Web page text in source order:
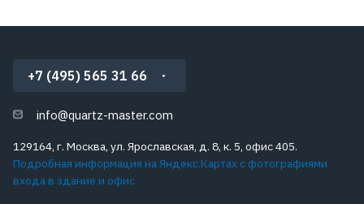
+7 (495) 565 31 66
info@quartz-master.com
129164, г. Москва, ул. Ярославская, д. 8, к. 5, офис 405.
Подробная информация на Яндекс.Картах с фотографиями
входа в здание и офис